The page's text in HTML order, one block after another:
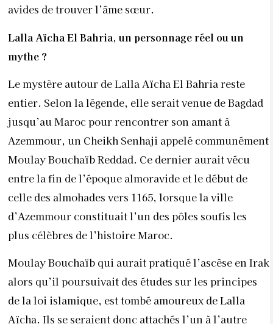
avides de trouver l’âme sœur.
Lalla Aïcha El Bahria, un personnage réel ou un
mythe ?
Le mystère autour de Lalla Aïcha El Bahria reste
entier. Selon la légende, elle serait venue de Bagdad
jusqu’au Maroc pour rencontrer son amant à
Azemmour, un Cheikh Senhaji appelé communément
Moulay Bouchaïb Reddad. Ce dernier aurait vécu
entre la fin de l’époque almoravide et le début de
celle des almohades vers 1165, lorsque la ville
d’Azemmour constituait l’un des pôles soufis les
plus célèbres de l’histoire Maroc.
Moulay Bouchaïb qui aurait pratiqué l’ascèse en Irak
alors qu’il poursuivait des études sur les principes
de la loi islamique, est tombé amoureux de Lalla
Aïcha. Ils se seraient donc attachés l’un à l’autre